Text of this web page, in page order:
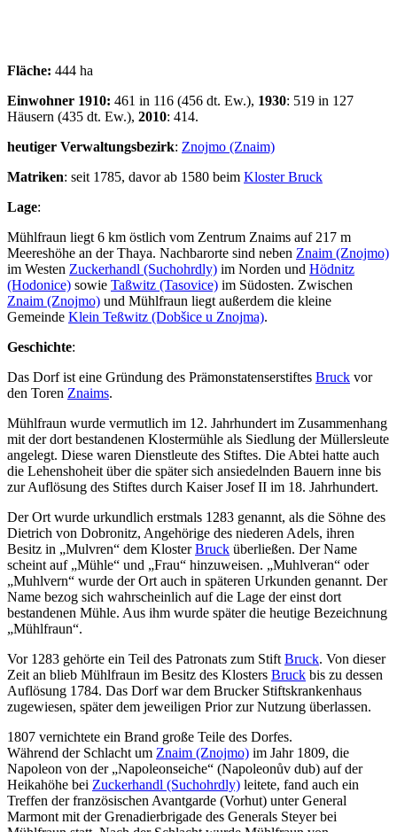
Fläche: 444 ha
Einwohner 1910: 461 in 116 (456 dt. Ew.), 1930: 519 in 127
Häusern (435 dt. Ew.), 2010: 414.
heutiger Verwaltungsbezirk: Znojmo (Znaim)
Matriken: seit 1785, davor ab 1580 beim Kloster Bruck
Lage:
Mühlfraun liegt 6 km östlich vom Zentrum Znaims auf 217 m
Meereshöhe an der Thaya. Nachbarorte sind neben Znaim (Znojmo)
im Westen Zuckerhandl (Suchohrdly) im Norden und Hödnitz
(Hodonice) sowie Taßwitz (Tasovice) im Südosten. Zwischen
Znaim (Znojmo) und Mühlfraun liegt außerdem die kleine
Gemeinde Klein Teßwitz (Dobšice u Znojma).
Geschichte:
Das Dorf ist eine Gründung des Prämonstatenserstiftes Bruck vor
den Toren Znaims.
Mühlfraun wurde vermutlich im 12. Jahrhundert im Zusammenhang
mit der dort bestandenen Klostermühle als Siedlung der Müllersleute
angelegt. Diese waren Dienstleute des Stiftes. Die Abtei hatte auch
die Lehenshoheit über die später sich ansiedelnden Bauern inne bis
zur Auflösung des Stiftes durch Kaiser Josef II im 18. Jahrhundert.
Der Ort wurde urkundlich erstmals 1283 genannt, als die Söhne des
Dietrich von Dobronitz, Angehörige des niederen Adels, ihren
Besitz in „Mulvren“ dem KlosterBruck überließen. Der Name
scheint auf „Mühle“ und „Frau“ hinzuweisen. „Muhlveran“ oder
„Muhlvern“ wurde der Ort auch in späteren Urkunden genannt. Der
Name bezog sich wahrscheinlich auf die Lage der einst dort
bestandenen Mühle. Aus ihm wurde später die heutige Bezeichnung
„Mühlfraun“.
Vor 1283 gehörte ein Teil des Patronats zum Stift Bruck. Von dieser
Zeit an blieb Mühlfraun im Besitz des Klosters Bruck bis zu dessen
Auflösung 1784. Das Dorf war dem Brucker Stiftskrankenhaus
zugewiesen, später dem jeweiligen Prior zur Nutzung überlassen.
1807 vernichtete ein Brand große Teile des Dorfes.
Während der Schlacht um Znaim (Znojmo) im Jahr 1809, die
Napoleon von der „Napoleonseiche“ (Napoleonův dub) auf der
Heikahöhe bei Zuckerhandl (Suchohrdly) leitete, fand auch ein
Treffen der französischen Avantgarde (Vorhut) unter General
Marmont mit der Grenadierbrigade des Generals Steyer bei